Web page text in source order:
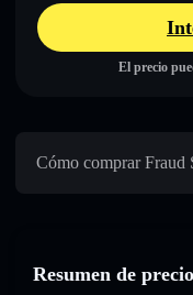
El precio
Cómo comprar Fraud
Resumen de